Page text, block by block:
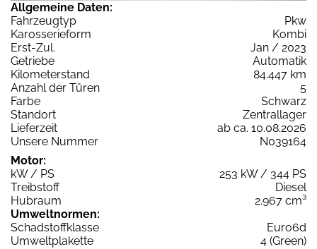
Allgemeine Daten:
Fahrzeugtyp
Pkw
Karosserieform
Kombi
Erst-Zul.
Jan / 2023
Getriebe
Automatik
Kilometerstand
84.447 km
Anzahl der Türen
5
Farbe
Schwarz
Standort
Zentrallager
Lieferzeit
ab ca. 10.08.2026
Unsere Nummer
N039164
Motor:
kW / PS
253 kW / 344 PS
Treibstoff
Diesel
Hubraum
2.967 cm³
Umweltnormen:
Schadstoffklasse
Euro6d
Umweltplakette
4 (Green)